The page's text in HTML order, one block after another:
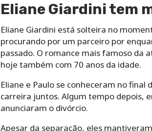
Eliane Giardini tem
Eliane Giardini está solteira no
procurando por um parceiro por
passado. O romance mais famoso da
hoje também com 70 anos da idade.
Eliane e Paulo se conheceram no
carreira juntos. Algum tempo depois,
anunciaram o divórcio.
Apesar da separação, eles